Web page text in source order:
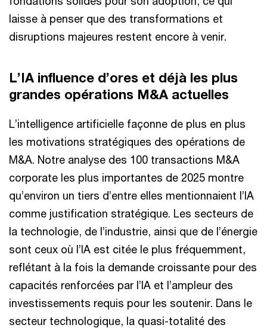
laisse à penser que des transformations et
disruptions majeures restent encore à venir.
L’IA influence d’ores et déjà les plus
grandes opérations M&A actuelles
L’intelligence artificielle façonne de plus en plus
les motivations stratégiques des opérations de
M&A. Notre analyse des 100 transactions M&A
corporate les plus importantes de 2025 montre
qu’environ un tiers d’entre elles mentionnaient l’IA
comme justification stratégique. Les secteurs de
la technologie, de l’industrie, ainsi que de l’énergie
sont ceux où l’IA est citée le plus fréquemment,
reflétant à la fois la demande croissante pour des
capacités renforcées par l’IA et l’ampleur des
investissements requis pour les soutenir. Dans le
secteur technologique, la quasi-totalité des